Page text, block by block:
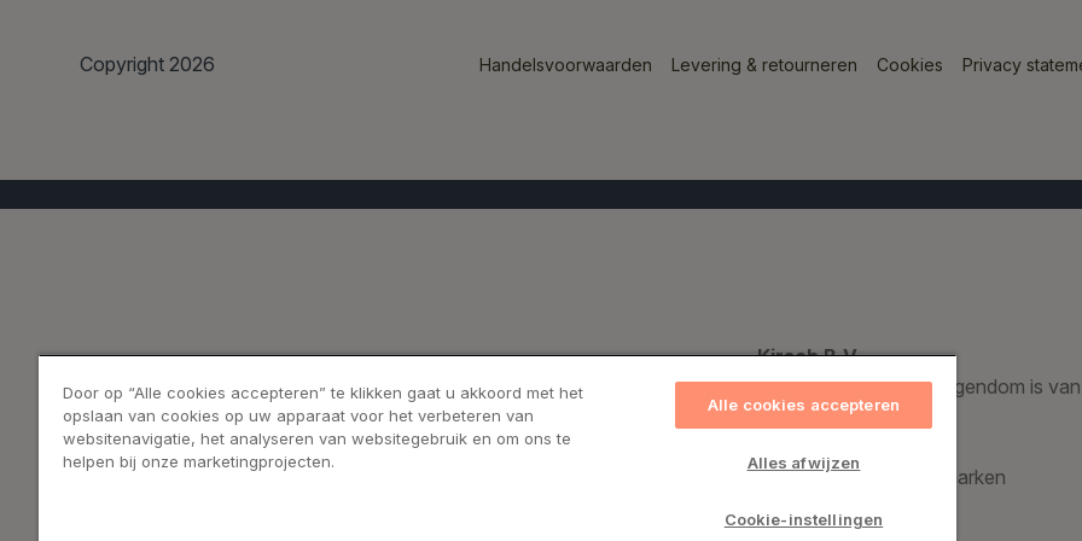
Copyright 2026 Handelsvoorwaarden Levering & retourneren Cookies Privacy
Kirsch B.V.
Een geregistreerd handelsmerk dat voor 100% eigendom is
Bronzevej 8, 8940 Randers SV, Denemarken
Door op “Alle cookies accepteren” te klikken gaat u akkoord met het
opslaan van cookies op uw apparaat voor het verbeteren van
websitenavigatie, het analyseren van websitegebruik en om ons te
helpen bij onze marketingprojecten.
Alle cookies accepteren
Alles afwijzen
Cookie-instellingen